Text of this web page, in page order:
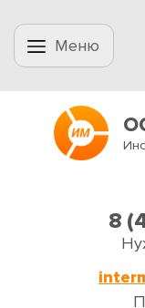
Меню
8